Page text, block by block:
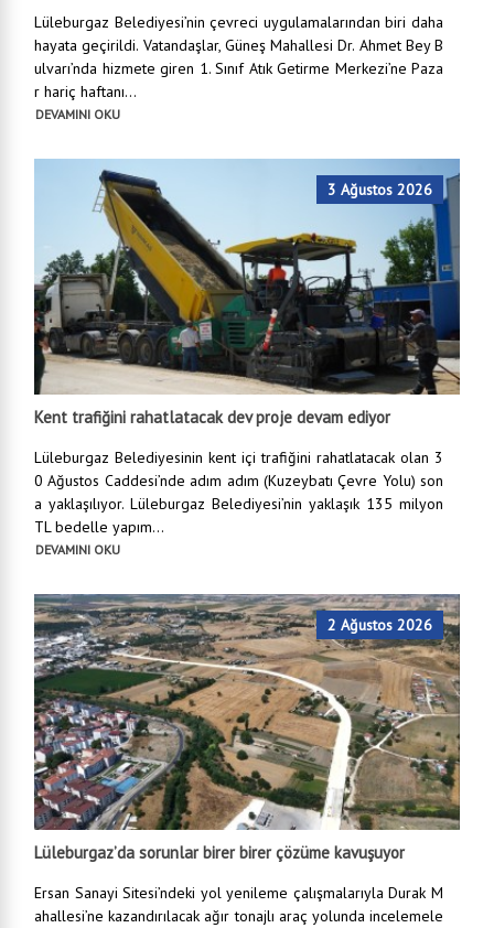
Lüleburgaz Belediyesi’nin çevreci uygulamalarından biri daha
hayata geçirildi. Vatandaşlar, Güneş Mahallesi Dr. Ahmet Bey B
ulvarı’nda hizmete giren 1. Sınıf Atık Getirme Merkezi’ne Paza
r hariç haftanı...
DEVAMINI OKU
3 Ağustos 2026
Kent trafiğini rahatlatacak dev proje devam ediyor
Lüleburgaz Belediyesinin kent içi trafiğini rahatlatacak olan 3
0 Ağustos Caddesi’nde adım adım (Kuzeybatı Çevre Yolu) son
a yaklaşılıyor. Lüleburgaz Belediyesi’nin yaklaşık 135 milyon
TL bedelle yapım...
DEVAMINI OKU
2 Ağustos 2026
Lüleburgaz’da sorunlar birer birer çözüme kavuşuyor
Ersan Sanayi Sitesi’ndeki yol yenileme çalışmalarıyla Durak M
ahallesi’ne kazandırılacak ağır tonajlı araç yolunda incelemele